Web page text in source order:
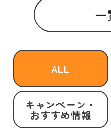
一
ALL
キャンペーン・
おすすめ情報